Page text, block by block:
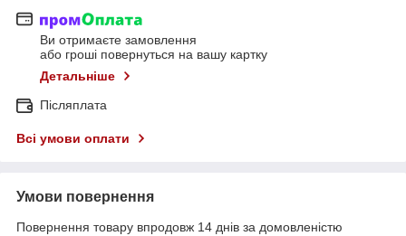
Ви отримаєте замовлення
або гроші повернуться на вашу картку
Детальніше
Післяплата
Всі умови оплати
Умови повернення
Повернення товару впродовж 14 днів за домовленістю